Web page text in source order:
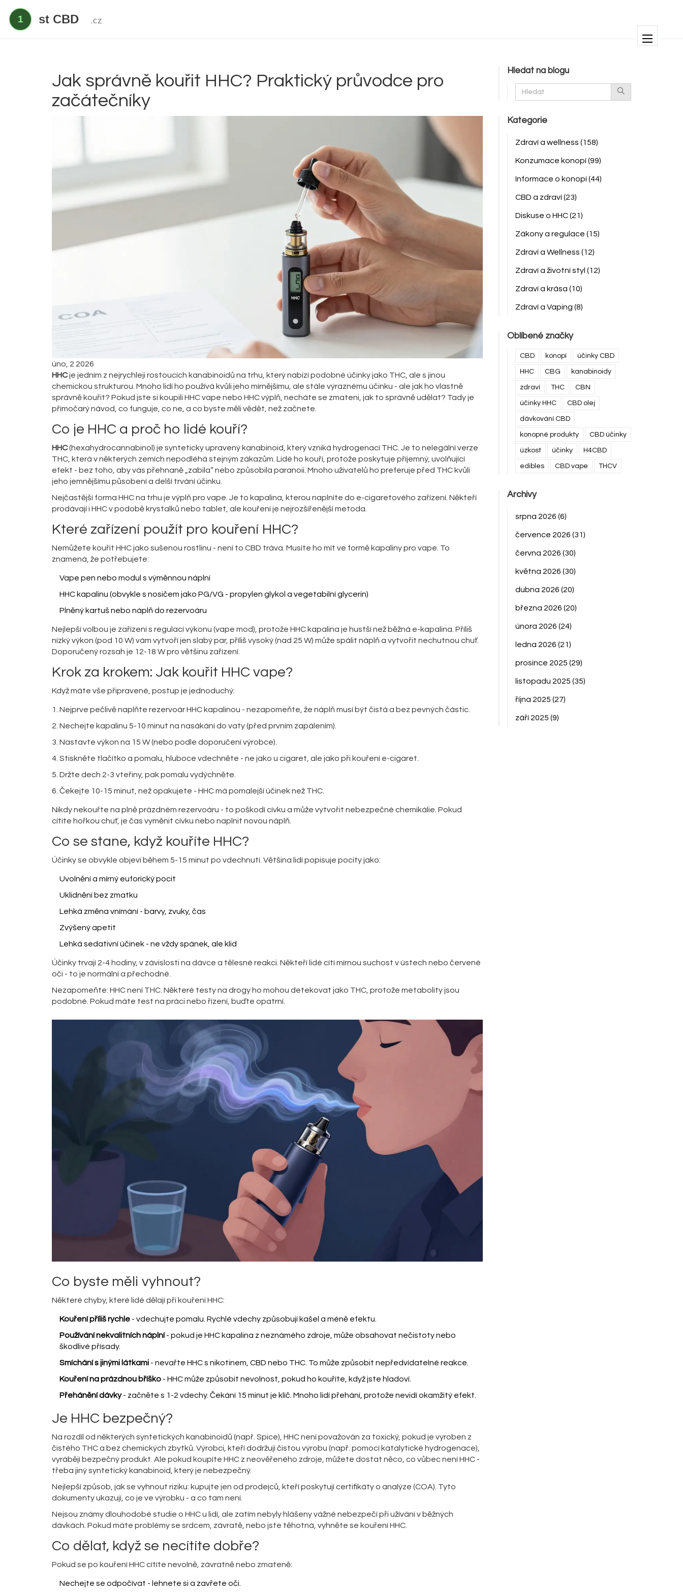
Jak správně kouřit HHC? Praktický průvodce pro
začátečníky
úno, 2 2026
HHCje jedním z nejrychleji rostoucích kanabinoidů na trhu, který nabízí podobné účinky jako THC, ale s jinou
chemickou strukturou. Mnoho lidí ho používá kvůli jeho mírnějšímu, ale stále výraznému účinku - ale jak ho vlastně
správně kouřit? Pokud jste si koupili HHC vape nebo HHC výplň, necháte se zmateni, jak to správně udělat? Tady je
přímočarý návod, co funguje, co ne, a co byste měli vědět, než začnete.
Co je HHC a proč ho lidé kouří?
HHC(hexahydrocannabinol) je synteticky upravený kanabinoid, který vzniká hydrogenací THC. Je to nelegální verze
THC, která v některých zemích nepodléhá stejným zákazům. Lidé ho kouří, protože poskytuje příjemný, uvolňující
efekt - bez toho, aby vás přehnaně „zabila“ nebo způsobila paranoii. Mnoho uživatelů ho preferuje před THC kvůli
jeho jemnějšímu působení a delší trvání účinku.
Nejčastější forma HHC na trhu je výplň pro vape. Je to kapalina, kterou naplníte do e-cigaretového zařízení. Někteří
prodávají i HHC v podobě krystalků nebo tablet, ale kouření je nejrozšířenější metoda.
Které zařízení použít pro kouření HHC?
Nemůžete kouřit HHC jako sušenou rostlinu - není to CBD tráva. Musíte ho mít ve formě kapaliny pro vape. To
znamená, že potřebujete:
Vape pen nebo modul s výměnnou náplní
HHC kapalinu (obvykle s nosičem jako PG/VG - propylen glykol a vegetabilní glycerin)
Plněný kartuš nebo náplň do rezervoáru
Nejlepší volbou je zařízení s regulací výkonu (vape mod), protože HHC kapalina je hustší než běžná e-kapalina. Příliš
nízký výkon (pod 10 W) vám vytvoří jen slabý par, příliš vysoký (nad 25 W) může spálit náplň a vytvořit nechutnou chuť.
Doporučený rozsah je 12-18 W pro většinu zařízení.
Krok za krokem: Jak kouřit HHC vape?
Když máte vše připravené, postup je jednoduchý:
Nejprve pečlivě naplňte rezervoár HHC kapalinou - nezapomeňte, že náplň musí být čistá a bez pevných částic.
Nechejte kapalinu 5-10 minut na nasákání do vaty (před prvním zapálením).
Nastavte výkon na 15 W (nebo podle doporučení výrobce).
Stiskněte tlačítko a pomalu, hluboce vdechněte - ne jako u cigaret, ale jako při kouření e-cigaret.
Držte dech 2-3 vteřiny, pak pomalu vydýchněte.
Čekejte 10-15 minut, než opakujete - HHC má pomalejší účinek než THC.
Nikdy nekouřte na plně prázdném rezervoáru - to poškodí cívku a může vytvořit nebezpečné chemikálie. Pokud
cítíte hořkou chuť, je čas vyměnit cívku nebo naplnit novou náplň.
Co se stane, když kouříte HHC?
Účinky se obvykle objeví během 5-15 minut po vdechnutí. Většina lidí popisuje pocity jako:
Uvolnění a mírný euforický pocit
Uklidnění bez zmatku
Lehká změna vnímání - barvy, zvuky, čas
Zvýšený apetit
Lehká sedativní účinek - ne vždy spánek, ale klid
Účinky trvají 2-4 hodiny, v závislosti na dávce a tělesné reakci. Někteří lidé cítí mírnou suchost v ústech nebo červené
oči - to je normální a přechodné.
Nezapomeňte: HHC není THC. Některé testy na drogy ho mohou detekovat jako THC, protože metabolity jsou
podobné. Pokud máte test na práci nebo řízení, buďte opatrní.
Co byste měli vyhnout?
Některé chyby, které lidé dělají při kouření HHC:
Kouření příliš rychle - vdechujte pomalu. Rychlé vdechy způsobují kašel a méně efektu.
Používání nekvalitních náplní- pokud je HHC kapalina z neznámého zdroje, může obsahovat nečistoty nebo
škodlivé přísady.
Smíchání s jinými látkami - nevařte HHC s nikotinem, CBD nebo THC. To může způsobit nepředvídatelné reakce.
Kouření na prázdnou bříško - HHC může způsobit nevolnost, pokud ho kouříte, když jste hladoví.
Přehánění dávky- začněte s 1-2 vdechy. Čekání 15 minut je klíč. Mnoho lidí přehání, protože nevidí okamžitý efekt.
Je HHC bezpečný?
Na rozdíl od některých syntetických kanabinoidů (např. Spice), HHC není považován za toxický, pokud je vyroben z
čistého THC a bez chemických zbytků. Výrobci, kteří dodržují čistou výrobu (např. pomocí katalytické hydrogenace),
vyrábějí bezpečný produkt. Ale pokud koupíte HHC z neověřeného zdroje, můžete dostat něco, co vůbec není HHC -
třeba jiný syntetický kanabinoid, který je nebezpečný.
Nejlepší způsob, jak se vyhnout riziku: kupujte jen od prodejců, kteří poskytují certifikáty o analýze (COA). Tyto
dokumenty ukazují, co je ve výrobku - a co tam není.
Nejsou známy dlouhodobé studie o HHC u lidí, ale zatím nebyly hlášeny vážné nebezpečí při užívání v běžných
dávkách. Pokud máte problémy se srdcem, závratě, nebo jste těhotná, vyhněte se kouření HHC.
Co dělat, když se necítíte dobře?
Pokud se po kouření HHC cítíte nevolně, závratně nebo zmateně:
Nechejte se odpočívat - lehnete si a zavřete oči.
Hledat na blogu
Kategorie
Zdraví a wellness (158)
Konzumace konopí(99)
Informace o konopí(44)
CBD a zdraví(23)
Diskuse o HHC(21)
Zákony a regulace (15)
Zdraví a Wellness (12)
Zdraví a životní styl (12)
Zdraví a krása (10)
Zdraví a Vaping (8)
Oblíbené značky
CBD konopí účinky CBD
HHC CBG kanabinoidy
zdraví THC CBN
účinky HHC CBD olej
dávkování CBD
konopné produkty CBD účinky
úzkost účinky H4CBD
edibles CBD vape THCV
Archivy
srpna 2026 (6)
července 2026 (31)
června 2026 (30)
května 2026 (30)
dubna 2026 (20)
března 2026 (20)
února 2026 (24)
ledna 2026 (21)
prosince 2025 (29)
listopadu 2025 (35)
října 2025 (27)
září 2025 (9)